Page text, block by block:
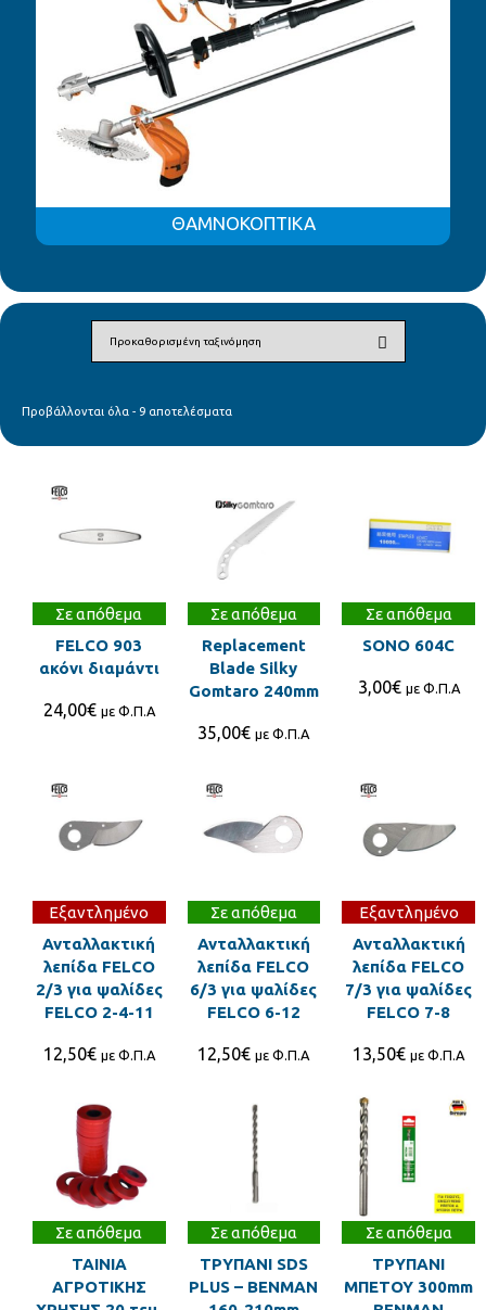
ΘΑΜΝΟΚΟΠΤΙΚΑ
Προβάλλονται όλα - 9 αποτελέσματα
Σε απόθεμα
FELCO 903
ακόνι διαμάντι
24,00€ με Φ.Π.Α
Σε απόθεμα
Replacement
Blade Silky
Gomtaro 240mm
35,00€ με Φ.Π.Α
Σε απόθεμα
SONO 604C
3,00€ με Φ.Π.Α
Εξαντλημένο
Ανταλλακτική
λεπίδα FELCO
2/3 για ψαλίδες
FELCO 2-4-11
12,50€ με Φ.Π.Α
Σε απόθεμα
Ανταλλακτική
λεπίδα FELCO
6/3 για ψαλίδες
FELCO 6-12
12,50€ με Φ.Π.Α
Εξαντλημένο
Ανταλλακτική
λεπίδα FELCO
7/3 για ψαλίδες
FELCO 7-8
13,50€ με Φ.Π.Α
Σε απόθεμα
ΤΑΙΝΙΑ
ΑΓΡΟΤΙΚΗΣ
Σε απόθεμα
ΤΡΥΠΑΝΙ SDS
PLUS – BENMAN
Σε απόθεμα
ΤΡΥΠΑΝΙ
ΜΠΕΤΟΥ 300mm